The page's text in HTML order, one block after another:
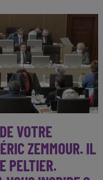
VOTRE
ZEMMOUR. IL
PELTIER.